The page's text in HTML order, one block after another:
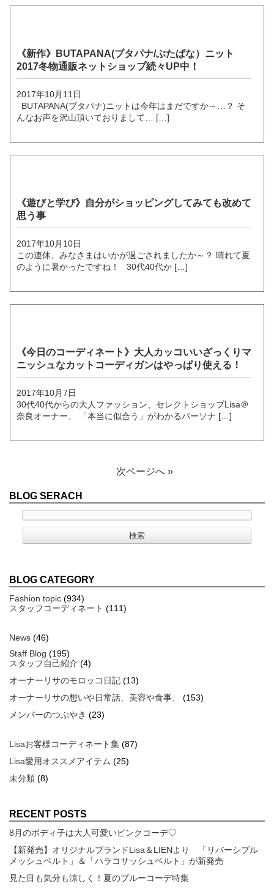
《新作》BUTAPANA(ブタパナ/ぶたぱな）ニット
2017冬物通販ネットショップ続々UP中！
2017年10月11日
BUTAPANA(ブタパナ)ニットは今年はまだですか～…？ そ
んなお声を沢山頂いておりまして… […]
《遊びと学び》自分がショッピングしてみても改めて
思う事
2017年10月10日
この連休、みなさまはいかが過ごされましたか～？ 晴れて夏
のように暑かったですね！ 30代40代か […]
《今日のコーディネート》大人カッコいいざっくりマ
ニッシュなカットコーディガンはやっぱり使える！
2017年10月7日
30代40代からの大人ファッション、セレクトショップLisa＠
奈良オーナー、 「本当に似合う」がわかるパーソナ […]
次ページへ »
BLOG SERACH
BLOG CATEGORY
Fashion topic (934)
スタッフコーディネート (111)
News (46)
Staff Blog (195)
スタッフ自己紹介 (4)
オーナーリサのモロッコ日記 (13)
オーナーリサの想いや日常話、美容や食事、
(153)
メンバーのつぶやき (23)
Lisaお客様コーディネート集 (87)
Lisa愛用オススメアイテム (25)
未分類 (8)
RECENT POSTS
8月のボディ子は大人可愛いピンクコーデ♡
【新発売】オリジナルブランドLisa＆LIENより 「リバーシブル
メッシュベルト」＆「ハラコサッシュベルト」が新発売
見た目も気分も涼しく！夏のブルーコーデ特集